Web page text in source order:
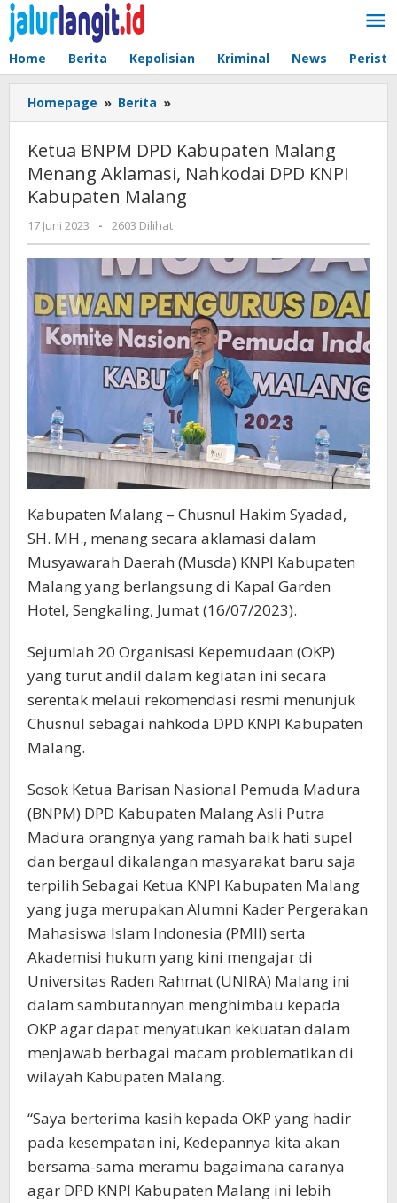
Lewati
konten
Home Berita Kepolisian Kriminal News
Homepage » Berita »
BNPM
Kabupaten
Malang
Menang
Aklamasi,
DPD
KNPI
Kabupaten
Malang
Ketua BNPM DPD Kabupaten Malang
Menang Aklamasi, Nahkodai DPD KNPI
Kabupaten Malang
17 Juni 2023
oleh
admin
- 2603 Dilihat
Kabupaten Malang – Chusnul Hakim Syadad,
SH. MH., menang secara aklamasi dalam
Musyawarah Daerah (Musda) KNPI Kabupaten
Malang yang berlangsung di Kapal Garden
Hotel, Sengkaling, Jumat (16/07/2023).
Sejumlah 20 Organisasi Kepemudaan (OKP)
yang turut andil dalam kegiatan ini secara
serentak melaui rekomendasi resmi menunjuk
Chusnul sebagai nahkoda DPD KNPI Kabupaten
Malang.
Sosok Ketua Barisan Nasional Pemuda Madura
(BNPM) DPD Kabupaten Malang Asli Putra
Madura orangnya yang ramah baik hati supel
dan bergaul dikalangan masyarakat baru saja
terpilih Sebagai Ketua KNPI Kabupaten Malang
yang juga merupakan Alumni Kader Pergerakan
Mahasiswa Islam Indonesia (PMII) serta
Akademisi hukum yang kini mengajar di
Universitas Raden Rahmat (UNIRA) Malang ini
dalam sambutannyan menghimbau kepada
OKP agar dapat menyatukan kekuatan dalam
menjawab berbagai macam problematikan di
wilayah Kabupaten Malang.
“Saya berterima kasih kepada OKP yang hadir
pada kesempatan ini, Kedepannya kita akan
bersama-sama meramu bagaimana caranya
agar DPD KNPI Kabupaten Malang ini lebih